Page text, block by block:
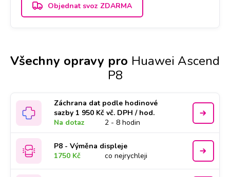
Objednat svoz ZDARMA
Všechny opravy pro Huawei Ascend
P8
Záchrana dat podle hodinové
sazby 1 950 Kč vč. DPH / hod.
Na dotaz
2 - 8 hodin
P8 - Výměna displeje
1750 Kč
co nejrychleji